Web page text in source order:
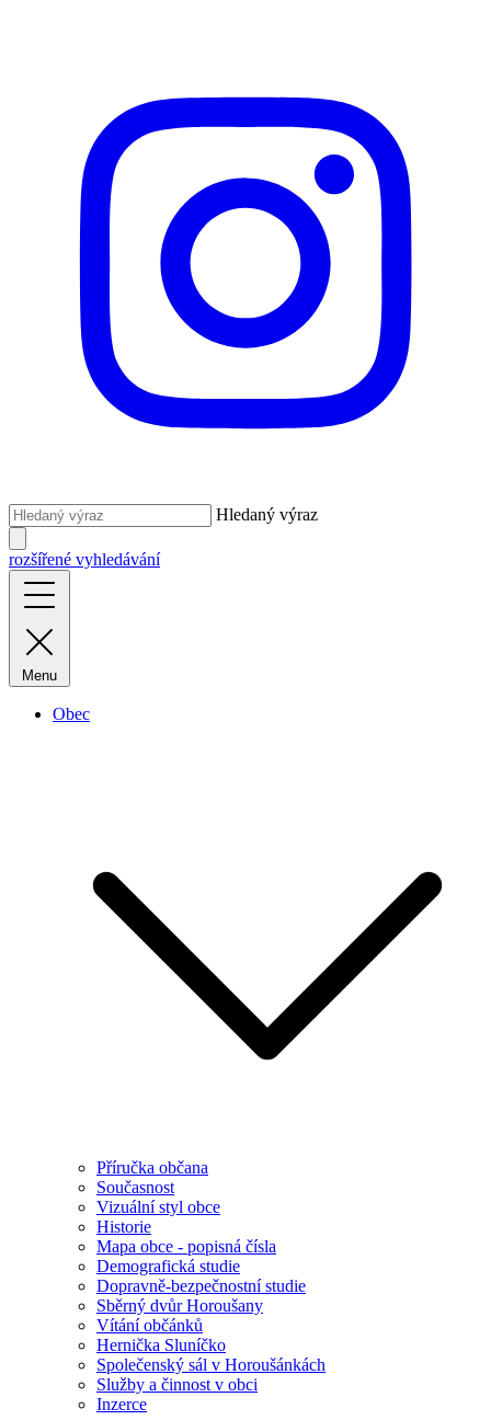
Hledaný výraz
rozšířené vyhledávání
Menu
Obec
Příručka občana
Současnost
Vizuální styl obce
Historie
Mapa obce - popisná čísla
Demografická studie
Dopravně-bezpečnostní studie
Sběrný dvůr Horoušany
Vítání občánků
Hernička Sluníčko
Společenský sál v Horoušánkách
Služby a činnost v obci
Inzerce